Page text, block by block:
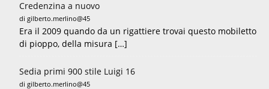
Credenzina a nuovo
di gilberto.merlino@45
Era il 2009 quando da un rigattiere trovai questo mobiletto
di pioppo, della misura […]
Sedia primi 900 stile Luigi 16
di gilberto.merlino@45